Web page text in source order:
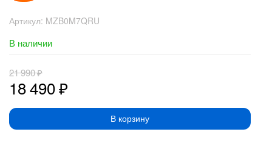
Артикул: MZB0M7QRU
В наличии
18 490₽
21 990₽
В корзину